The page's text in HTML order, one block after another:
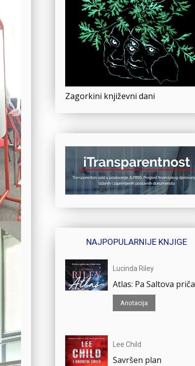
Zagorkini književni dani
NAJPOPULARNIJE KNJIGE
Lucinda Riley
Atlas: Pa Saltova priča
Anotacija
Lee Child
Savršen plan